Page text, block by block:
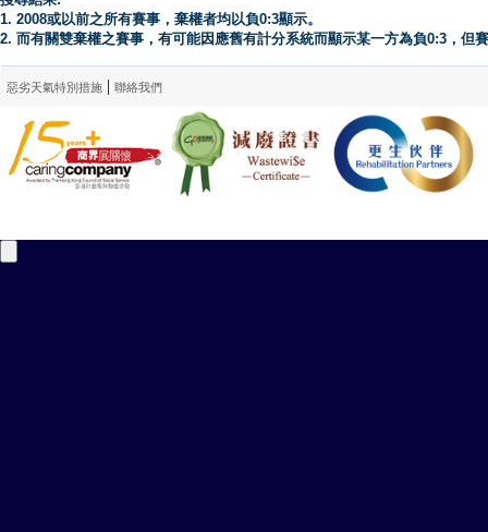
1. 2008或以前之所有賽事，棄權者均以負0:3顯示。
2. 而有關雙棄權之賽事，有可能因應舊有計分系統而顯示某一方為負0:3，但